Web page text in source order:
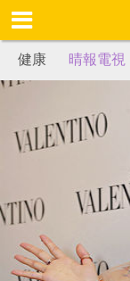
健康 晴報電視